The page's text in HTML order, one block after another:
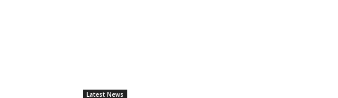
Latest News